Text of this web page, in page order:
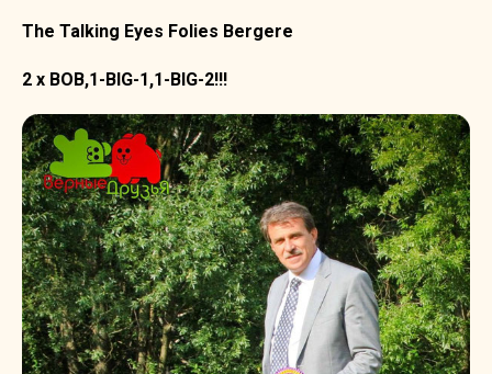
The Talking Eyes Folies Bergere
2 x BOB,1-BIG-1,1-BIG-2!!!